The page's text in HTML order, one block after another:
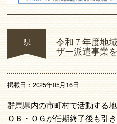
県 令和７年度地
ザー派遣事業
掲載日：2025年05月16日
群馬県内の市町村で活動する
ＯＢ・ＯＧが任期終了後も引